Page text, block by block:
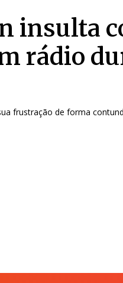
insulta
rádio
frustração de forma